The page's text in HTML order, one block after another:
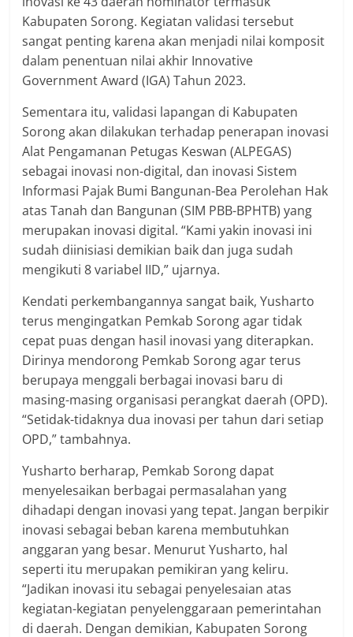
Kabupaten Sorong. Kegiatan validasi tersebut
sangat penting karena akan menjadi nilai komposit
dalam penentuan nilai akhir Innovative
Government Award (IGA) Tahun 2023.
Sementara itu, validasi lapangan di Kabupaten
Sorong akan dilakukan terhadap penerapan inovasi
Alat Pengamanan Petugas Keswan (ALPEGAS)
sebagai inovasi non-digital, dan inovasi Sistem
Informasi Pajak Bumi Bangunan-Bea Perolehan Hak
atas Tanah dan Bangunan (SIM PBB-BPHTB) yang
merupakan inovasi digital. “Kami yakin inovasi ini
sudah diinisiasi demikian baik dan juga sudah
mengikuti 8 variabel IID,” ujarnya.
Kendati perkembangannya sangat baik, Yusharto
terus mengingatkan Pemkab Sorong agar tidak
cepat puas dengan hasil inovasi yang diterapkan.
Dirinya mendorong Pemkab Sorong agar terus
berupaya menggali berbagai inovasi baru di
masing-masing organisasi perangkat daerah (OPD).
“Setidak-tidaknya dua inovasi per tahun dari setiap
OPD,” tambahnya.
Yusharto berharap, Pemkab Sorong dapat
menyelesaikan berbagai permasalahan yang
dihadapi dengan inovasi yang tepat. Jangan berpikir
inovasi sebagai beban karena membutuhkan
anggaran yang besar. Menurut Yusharto, hal
seperti itu merupakan pemikiran yang keliru.
“Jadikan inovasi itu sebagai penyelesaian atas
kegiatan-kegiatan penyelenggaraan pemerintahan
di daerah. Dengan demikian, Kabupaten Sorong